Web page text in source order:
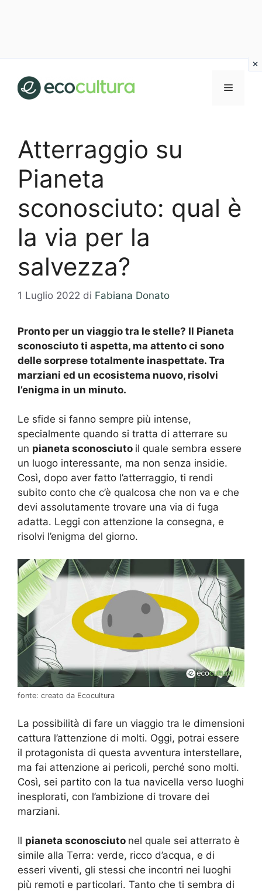
contenuto
MENU
Atterraggio su
Pianeta
sconosciuto: qual è
la via per la
salvezza?
1 Luglio 2022 di Fabiana Donato
Pronto per un viaggio tra le stelle? Il Pianeta
sconosciuto ti aspetta, ma attento ci sono
delle sorprese totalmente inaspettate. Tra
marziani ed un ecosistema nuovo, risolvi
l’enigma in un minuto.
Le sfide si fanno sempre più intense,
specialmente quando si tratta di atterrare su
un pianeta sconosciuto il quale sembra essere
un luogo interessante, ma non senza insidie.
Così, dopo aver fatto l’atterraggio, ti rendi
subito conto che c’è qualcosa che non va e che
devi assolutamente trovare una via di fuga
adatta. Leggi con attenzione la consegna, e
risolvi l’enigma del giorno.
fonte: creato da Ecocultura
La possibilità di fare un viaggio tra le dimensioni
cattura l’attenzione di molti. Oggi, potrai essere
il protagonista di questa avventura interstellare,
ma fai attenzione ai pericoli, perché sono molti.
Così, sei partito con la tua navicella verso luoghi
inesplorati, con l’ambizione di trovare dei
marziani.
Il pianeta sconosciuto nel quale sei atterrato è
simile alla Terra: verde, ricco d’acqua, e di
esseri viventi, gli stessi che incontri nei luoghi
più remoti e particolari. Tanto che ti sembra di